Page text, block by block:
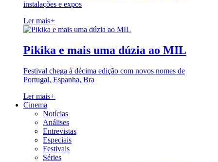
instalações e expos
Ler mais+
Pikika e mais uma dúzia ao MIL
Festival chega à décima edição com novos nomes de
Portugal, Espanha, Bra
Ler mais+
Cinema
Notícias
Análises
Entrevistas
Especiais
Festivais
Séries